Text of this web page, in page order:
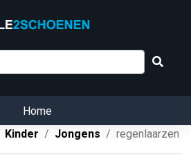
Home
Kinder Jongens regenlaarzen